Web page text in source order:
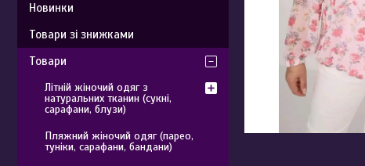
Новинки
Товари зі знижками
Товари
Літній жіночий одяг з
натуральних тканин (сукні,
сарафани, блузи)
Пляжний жіночий одяг (парео,
туніки, сарафани, бандани)